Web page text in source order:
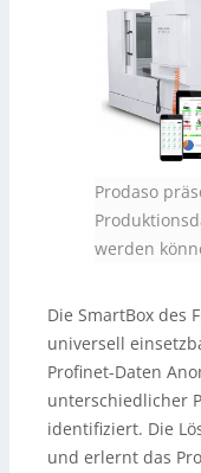
Prodaso
werden
Die SmartBox des
universell
Profinet-Daten
unterschiedlicher
identifiziert. Die
und erlernt das